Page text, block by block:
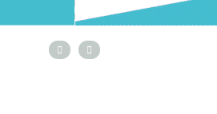
 